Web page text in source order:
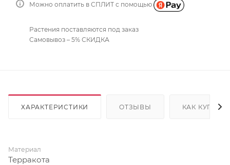
Можно оплатить в СПЛИТ с помощью
Растения поставляются под заказ
Самовывоз – 5% СКИДКА
ХАРАКТЕРИСТИКИ ОТЗЫВЫ КАК КУПИТЬ
Материал
Терракота